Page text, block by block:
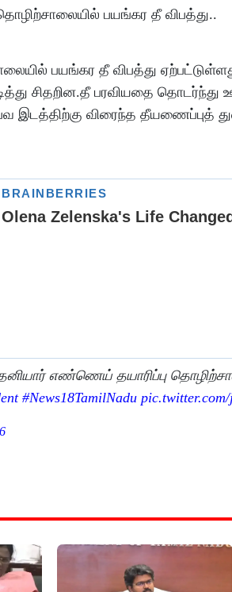
பயங்கர தீ விபத்து..
பயங்கர தீ விபத்து
சிதறின.தீ பரவியதை தொடர்ந்து
இடத்திற்கு விரைந்த
எண்ணெய் தயாரிப்பு
#News18TamilNadu